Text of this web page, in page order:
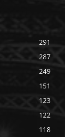
291
287
249
151
123
122
118